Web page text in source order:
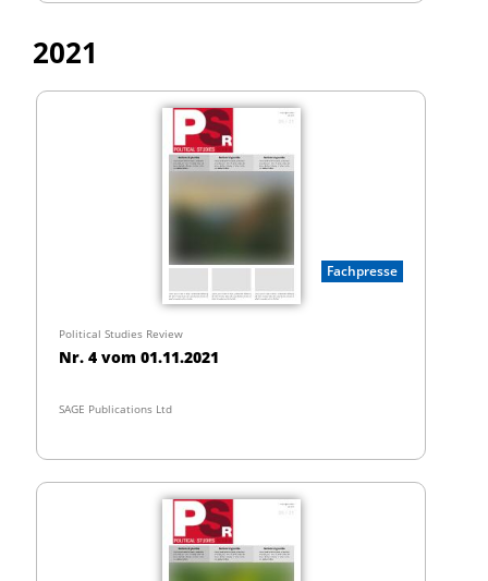
2021
Fachpresse
Political Studies Review
Nr. 4 vom 01.11.2021
SAGE Publications Ltd